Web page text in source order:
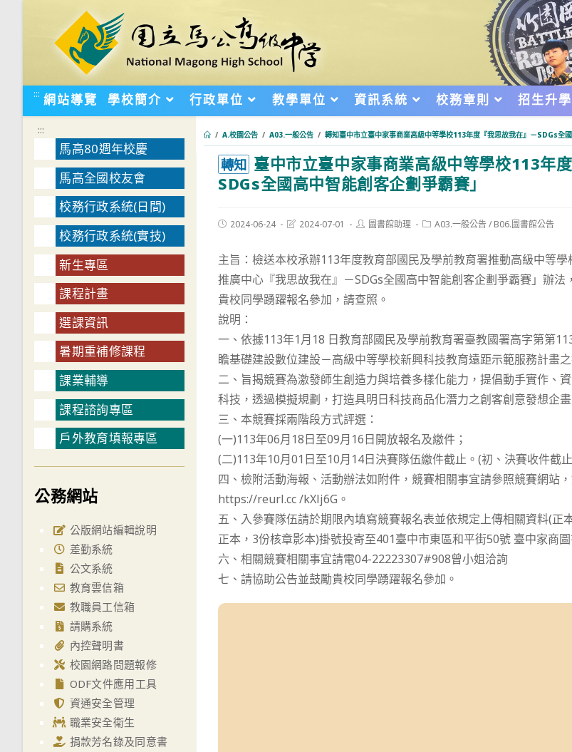
::: 網站導覽 學校簡介 行政單位 教學單位 資訊系統 校務章則 招生升
/ A.校園公告 / A03.一般公告 / 轉知臺中市立臺中家事商業高級中等學校113年度『我思故我在』－SDGs全國
轉知 臺中市立臺中家事商業高級中等學校113年
SDGs全國高中智能創客企劃爭霸賽」
Post2024-06-24
Post2024-07-01
Post圖書館助理
PostA03.一般公告/ B06.圖書館公告
主旨：檢送本校承辦113年度教育部國民及學前教育署推動高級中等
推廣中心『我思故我在』－SDGs全國高中智能創客企劃爭霸賽」辦
貴校同學踴躍報名參加，請查照。
說明：
一、依據113年1月18 日教育部國民及學前教育署臺教國署高字第第
瞻基礎建設數位建設－高級中等學校新興科技教育遠距示範服務計畫
二、旨揭競賽為激發師生創造力與培養多樣化能力，提倡動手實作、
科技，透過模擬規劃，打造具明日科技商品化潛力之創客創意發想企畫
三、本競賽採兩階段方式評選：
(一)113年06月18日至09月16日開放報名及繳件；
(二)113年10月01日至10月14日決賽隊伍繳件截止。(初、決賽收件截
四、檢附活動海報、活動辦法如附件，競賽相關事宜請參照競賽網站
https://reurl.cc /kXlj6G。
五、入參賽隊伍請於期限內填寫競賽報名表並依規定上傳相關資料(正
正本，3份核章影本)掛號投寄至401臺中市東區和平街50號 臺中家商
六、相關競賽相關事宜請電04-22223307#908曾小姐洽詢
七、請協助公告並鼓勵貴校同學踴躍報名參加。
:::
馬高80週年校慶
馬高全國校友會
校務行政系統(日間)
校務行政系統(實技)
新生專區
課程計畫
選課資訊
暑期重補修課程
課業輔導
課程諮詢專區
戶外教育填報專區
公務網站
公版網站編輯說明
差勤系統
公文系統
教育雲信箱
教職員工信箱
請購系統
內控聲明書
校園網路問題報修
ODF文件應用工具
資通安全管理
職業安全衛生
捐款芳名錄及同意書